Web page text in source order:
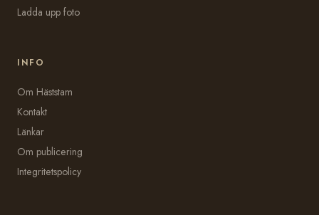
Ladda upp foto
INFO
Om Häststam
Kontakt
Länkar
Om publicering
Integritetspolicy